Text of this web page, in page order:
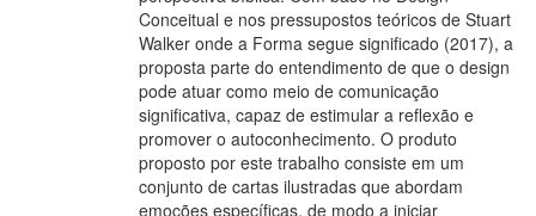
Conceitual e nos pressupostos teóricos de Stuart
Walker onde a Forma segue significado (2017), a
proposta parte do entendimento de que o design
pode atuar como meio de comunicação
significativa, capaz de estimular a reflexão e
promover o autoconhecimento. O produto
proposto por este trabalho consiste em um
conjunto de cartas ilustradas que abordam
emoções específicas, de modo a iniciar